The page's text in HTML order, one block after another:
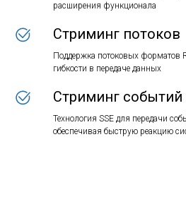
расширения функционала
Стриминг потоков
Поддержка потоковых форматов
гибкости в передаче данных
Стриминг событий
Технология SSE для передачи
обеспечивая быструю реакцию